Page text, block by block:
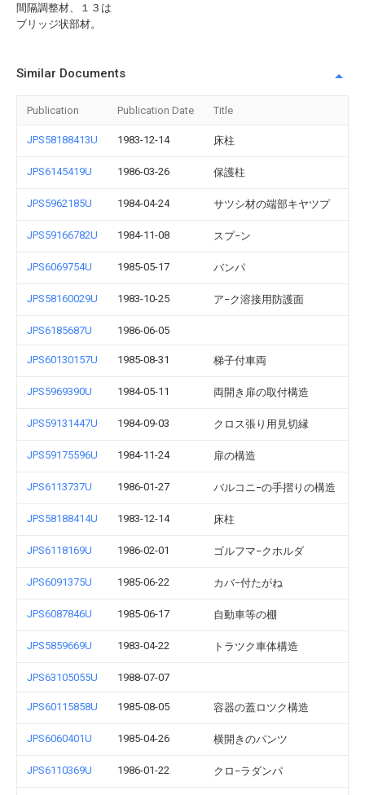
間隔調整材、１３は
ブリッジ状部材。
Similar Documents
Publication Publication Date Title
JPS58188413U 1983-12-14 床柱
JPS6145419U 1986-03-26 保護柱
JPS5962185U 1984-04-24 サツシ材の端部キヤツプ
JPS59166782U 1984-11-08 スプ−ン
JPS6069754U 1985-05-17 バンパ
JPS58160029U 1983-10-25 ア−ク溶接用防護面
JPS6185687U 1986-06-05
JPS60130157U 1985-08-31 梯子付車両
JPS5969390U 1984-05-11 両開き扉の取付構造
JPS59131447U 1984-09-03 クロス張り用見切縁
JPS59175596U 1984-11-24 扉の構造
JPS6113737U 1986-01-27 バルコニ−の手摺りの構造
JPS58188414U 1983-12-14 床柱
JPS6118169U 1986-02-01 ゴルフマ−クホルダ
JPS6091375U 1985-06-22 カバ−付たがね
JPS6087846U 1985-06-17 自動車等の棚
JPS5859669U 1983-04-22 トラツク車体構造
JPS63105055U 1988-07-07
JPS60115858U 1985-08-05 容器の蓋ロツク構造
JPS6060401U 1985-04-26 横開きのパンツ
JPS6110369U 1986-01-22 クロ−ラダンパ